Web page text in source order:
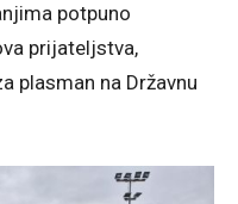
potpuno
prijateljstva,
plasman na Državnu